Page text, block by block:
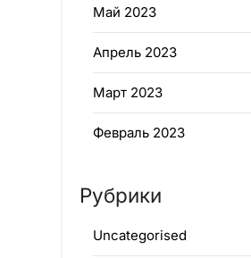
Май 2023
Апрель 2023
Март 2023
Февраль 2023
Рубрики
Uncategorised